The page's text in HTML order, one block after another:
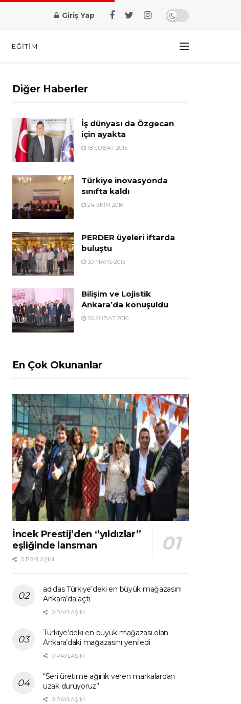
Giriş Yap
EĞITIM
Diğer Haberler
İş dünyası da Özgecan
için ayakta
18 ŞUBAT 2015
Türkiye inovasyonda
sınıfta kaldı
24 EKIM 2016
PERDER üyeleri iftarda
buluştu
30 MAYIS 2015
Bilişim ve Lojistik
Ankara’da konuşuldu
26 ŞUBAT 2016
En Çok Okunanlar
İncek Prestij’den ‘’yıldızlar’’
eşliğinde lansman
0 PAYLAŞIM
adidas Türkiye’deki en büyük mağazasını
Ankara’da açtı
0 PAYLAŞIM
Türkiye’deki en büyük mağazası olan
Ankara’daki mağazasını yeniledi
0 PAYLAŞIM
“Seri üretime ağırlık veren markalardan
uzak duruyoruz”
0 PAYLAŞIM